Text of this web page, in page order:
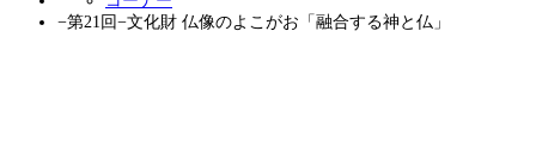
−第21回−文化財 仏像のよこがお「融合する神と仏」